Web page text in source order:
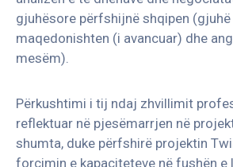
gjuhësore përfshijnë shqipen
maqedonishten (i avancuar) dhe
mesëm).
Përkushtimi i tij ndaj zhvillimit
reflektuar në pjesëmarrjen në
shumta, duke përfshirë projektin
forcimin e kapaciteteve në fushën e